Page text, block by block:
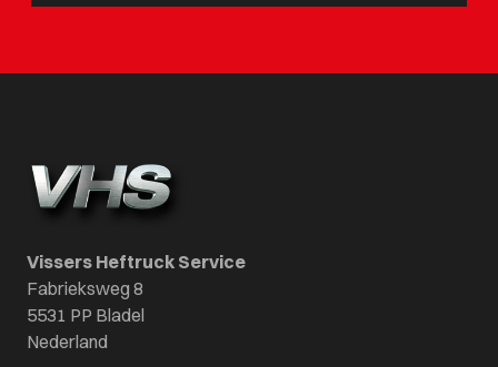
Vissers Heftruck Service
Fabrieksweg 8
5531 PP Bladel
Nederland